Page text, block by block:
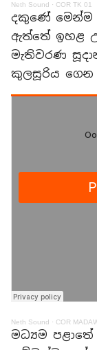
Neth Sound · COR TK 01
දකුණේ මෙන්ම
ඇත්තේ ඉහළ
මැතිවරණ
කුලසූරිය ගෙන
Neth Sound · COR
මධ්‍යම